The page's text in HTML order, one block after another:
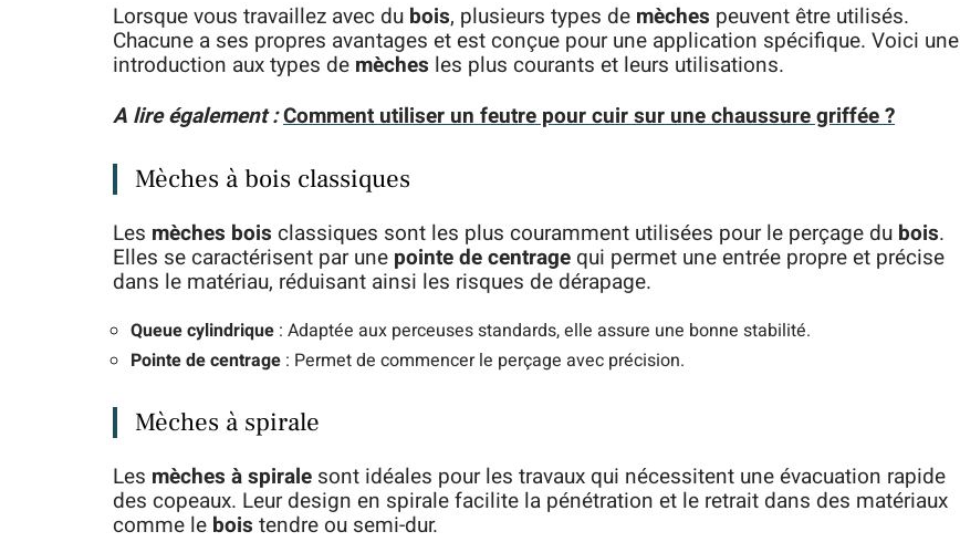
Lorsque vous travaillez avec du bois, plusieurs types de mèches peuvent être utilisés.
Chacune a ses propres avantages et est conçue pour une application spécifique. Voici une
introduction aux types de mèches les plus courants et leurs utilisations.
A lire également :Comment utiliser un feutre pour cuir sur une chaussure griffée ?
Mèches à bois classiques
Les mèches bois classiques sont les plus couramment utilisées pour le perçage du bois.
Elles se caractérisent par une pointe de centrage qui permet une entrée propre et précise
dans le matériau, réduisant ainsi les risques de dérapage.
Queue cylindrique : Adaptée aux perceuses standards, elle assure une bonne stabilité.
Pointe de centrage : Permet de commencer le perçage avec précision.
Mèches à spirale
Les mèches à spirale sont idéales pour les travaux qui nécessitent une évacuation rapide
des copeaux. Leur design en spirale facilite la pénétration et le retrait dans des matériaux
comme le bois tendre ou semi-dur.